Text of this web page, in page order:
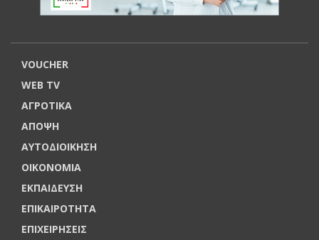
VOUCHER
WEB TV
ΑΓΡΟΤΙΚΑ
ΑΠΟΨΗ
ΑΥΤΟΔΙΟΙΚΗΣΗ
ΟΙΚΟΝΟΜΙΑ
ΕΚΠΑΙΔΕΥΣΗ
ΕΠΙΚΑΙΡΟΤΗΤΑ
ΕΠΙΧΕΙΡΗΣΕΙΣ